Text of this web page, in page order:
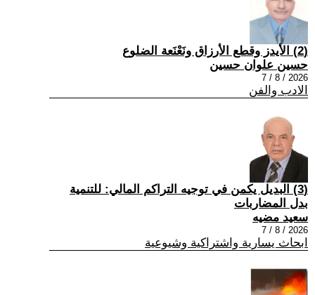
(2) الأيدز وقطع الأرزاق ونَعْنَعة الضلوع
حسين علوان حسين
2026 / 8 / 7
الادب والفن
(3) البديل يكمن في توجيه التراكم المالي: للتنمية
بدل المضاربات
سعيد مضيه
2026 / 8 / 7
ابحاث يسارية واشتراكية وشيوعية